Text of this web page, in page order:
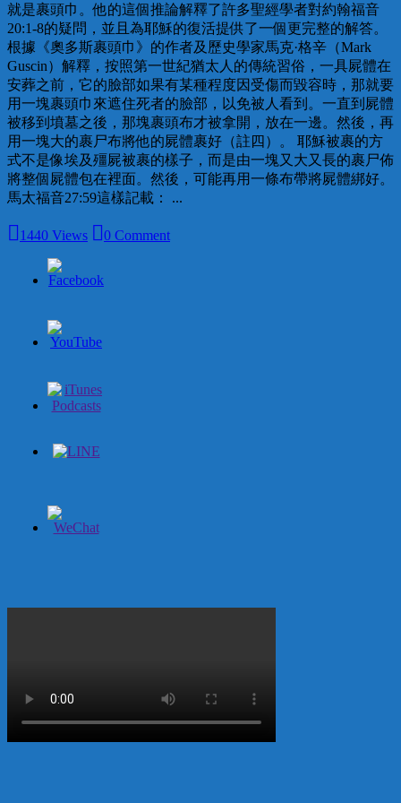
就是裹頭巾。他的這個推論解釋了許多聖經學者對約翰福音
20:1-8的疑問，並且為耶穌的復活提供了一個更完整的解答。
根據《奧多斯裹頭巾》的作者及歷史學家馬克·格辛（Mark
Guscin）解釋，按照第一世紀猶太人的傳統習俗，一具屍體在
安葬之前，它的臉部如果有某種程度因受傷而毀容時，那就要
用一塊裹頭巾來遮住死者的臉部，以免被人看到。一直到屍體
被移到墳墓之後，那塊裹頭布才被拿開，放在一邊。然後，再
用一塊大的裹尸布將他的屍體裹好（註四）。 耶穌被裹的方
式不是像埃及殭屍被裹的樣子，而是由一塊又大又長的裹尸佈
將整個屍體包在裡面。然後，可能再用一條布帶將屍體綁好。
馬太福音27:59這樣記載： ...
1440 Views 0 Comment